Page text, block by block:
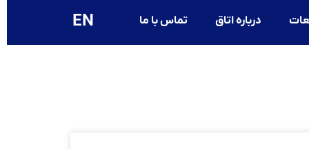
درباره اتاق تماس با ما EN